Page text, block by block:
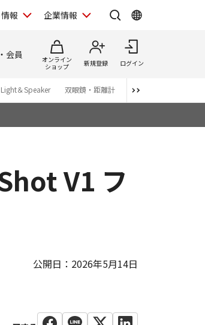
報 企業情報
会員
オンライン
ショップ
新規登録 ログイン
Light＆Speaker 双眼鏡・距離計 写真集
V1 フ
公開日：2026年5月14日